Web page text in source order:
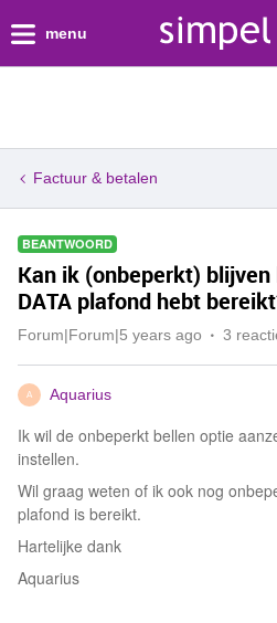
menu
Factuur & betalen
BEANTWOORD
Kan ik (onbeperkt)
DATA plafond hebt
Forum|Forum|5 years ago 3
A Aquarius
Ik wil de onbeperkt bellen optie
instellen.
Wil graag weten of ik ook nog
plafond is bereikt.
Hartelijke dank
Aquarius